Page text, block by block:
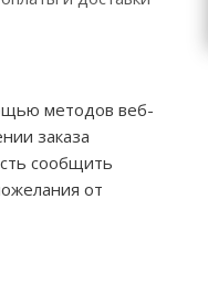
методов веб-
заказа
сообщить
от